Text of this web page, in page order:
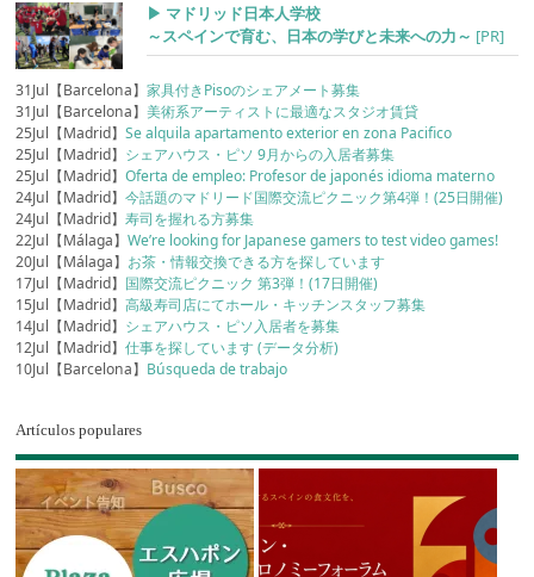
▶︎ マドリッド日本人学校
～スペインで育む、日本の学びと未来への力～ [PR]
31Jul【Barcelona】家具付きPisoのシェアメート募集
31Jul【Barcelona】美術系アーティストに最適なスタジオ賃貸
25Jul【Madrid】Se alquila apartamento exterior en zona Pacifico
25Jul【Madrid】 シェアハウス・ピソ 9月からの入居者募集
25Jul【Madrid】Oferta de empleo: Profesor de japonés idioma materno
24Jul【Madrid】今話題のマドリード国際交流ピクニック第4弾！(25日開催)
24Jul【Madrid】寿司を握れる方募集
22Jul【Málaga】We’re looking for Japanese gamers to test video games!
20Jul【Málaga】 お茶・情報交換できる方を探しています
17Jul【Madrid】 国際交流ピクニック 第3弾！(17日開催)
15Jul【Madrid】高級寿司店にてホール・キッチンスタッフ募集
14Jul【Madrid】 シェアハウス・ピソ入居者を募集
12Jul【Madrid】仕事を探しています (データ分析)
10Jul【Barcelona】 Búsqueda de trabajo
Artículos populares